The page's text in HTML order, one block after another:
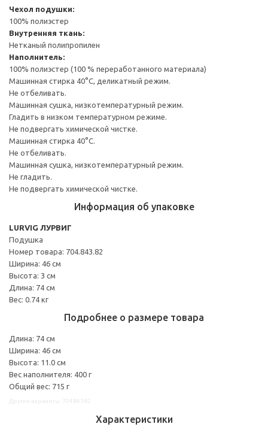
Чехол подушки:
100% полиэстер
Внутренняя ткань:
Нетканый полипропилен
Наполнитель:
100% полиэстер (100 % переработанного материала)
Машинная стирка 40°С, деликатный режим.
Не отбеливать.
Машинная сушка, низкотемпературный режим.
Гладить в низком температурном режиме.
Не подвергать химической чистке.
Машинная стирка 40°С.
Не отбеливать.
Машинная сушка, низкотемпературный режим.
Не гладить.
Не подвергать химической чистке.
Информация об упаковке
LURVIG ЛУРВИГ
Подушка
Номер товара: 704.843.82
Ширина: 46 см
Высота: 3 см
Длина: 74 см
Вес: 0.74 кг
Подробнее о размере товара
Длина: 74 см
Ширина: 46 см
Высота: 11.0 см
Вес наполнителя: 400 г
Общий вес: 715 г
Характеристики